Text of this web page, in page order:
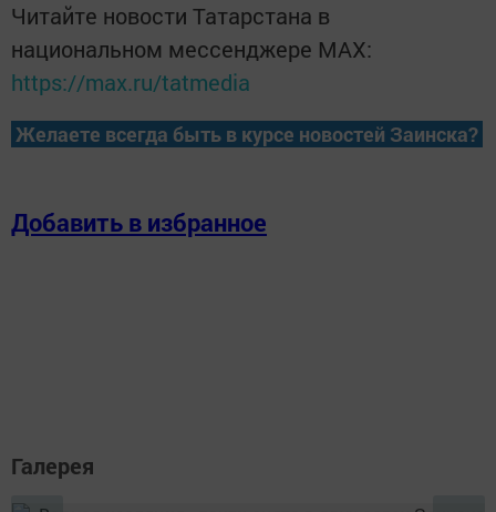
Читайте новости Татарстана в
национальном мессенджере MАХ:
https://max.ru/tatmedia
Желаете всегда быть в курсе новостей Заинска?
Добавить в избранное
Галерея